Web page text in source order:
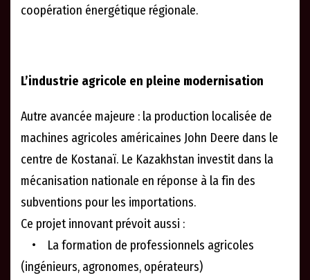
coopération énergétique régionale.
L’industrie agricole en pleine modernisation
Autre avancée majeure : la production localisée de
machines agricoles américaines John Deere dans le
centre de Kostanaï. Le Kazakhstan investit dans la
mécanisation nationale en réponse à la fin des
subventions pour les importations.
Ce projet innovant prévoit aussi :
• La formation de professionnels agricoles
(ingénieurs, agronomes, opérateurs)